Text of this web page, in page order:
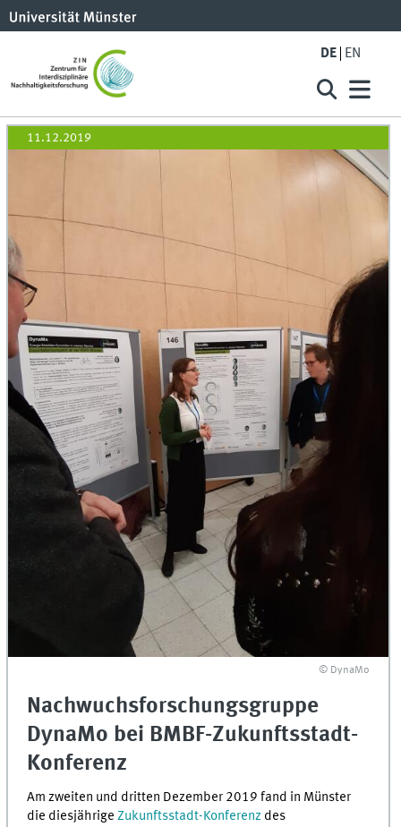
DE EN
11.12.2019
© DynaMo
Nachwuchsforschungsgruppe
DynaMo bei BMBF-Zukunftsstadt-
Konferenz
Am zweiten und dritten Dezember 2019 fand in Münster
die diesjährigeZukunftsstadt-Konferenz des